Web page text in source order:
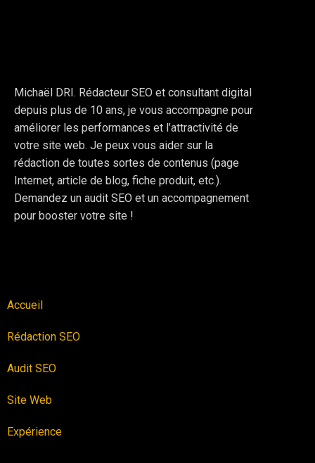
Michaël DRI. Rédacteur SEO et consultant digital
depuis plus de 10 ans, je vous accompagne pour
améliorer les performances et l’attractivité de
votre site web. Je peux vous aider sur la
rédaction de toutes sortes de contenus (page
Internet, article de blog, fiche produit, etc.).
Demandez un audit SEO et un accompagnement
pour booster votre site !
Accueil
Rédaction SEO
Audit SEO
Site Web
Expérience